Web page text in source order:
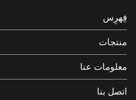
فِهرِس
منتجات
معلومات عنا
اتصل بنا